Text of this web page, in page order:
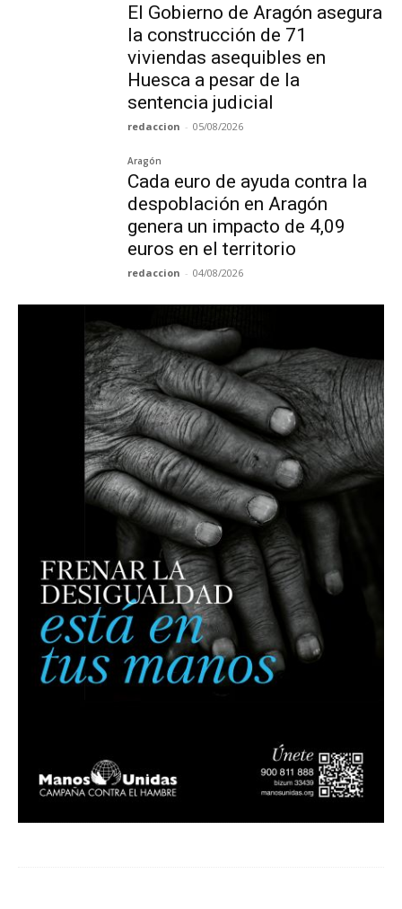
El Gobierno de Aragón asegura
la construcción de 71
viviendas asequibles en
Huesca a pesar de la
sentencia judicial
redaccion - 05/08/2026
Aragón
Cada euro de ayuda contra la
despoblación en Aragón
genera un impacto de 4,09
euros en el territorio
redaccion - 04/08/2026